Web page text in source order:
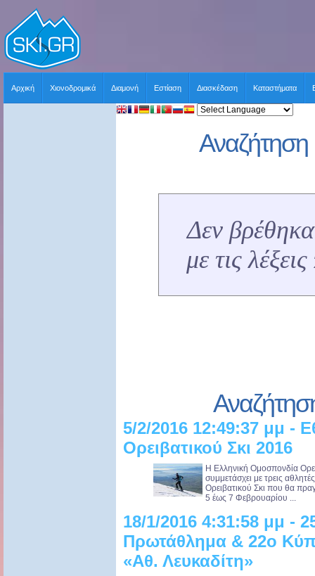
Αρχική Χιονοδρομικά Διαμονή Εστίαση Διασκέδαση Καταστήματα
Αναζήτηση
Δεν
με τις
5/2/2016 12:49:37 μμ -
Ορειβατικού Σκι 2016
Η Ελληνική Ομοσπονδία
συμμετάσχει με τρεις
Ορειβατικού Σκι που θα
5 έως 7 Φεβρουαρίου ...
18/1/2016 4:31:58 μμ -
Πρωτάθλημα & 22ο
«Αθ. Λευκαδίτη»